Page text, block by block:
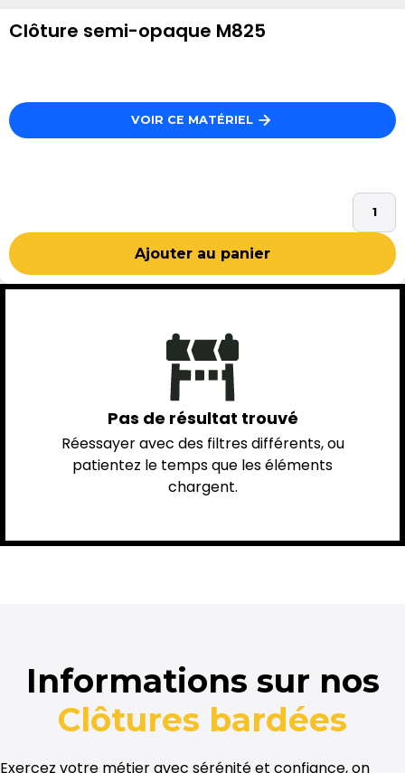
Clôture semi-opaque M825
VOIR CE MATÉRIEL
Pas de résultat trouvé
Réessayer avec des filtres différents, ou
patientez le temps que les éléments
chargent.
Informations sur nos
Clôtures bardées
Exercez votre métier avec sérénité et confiance, on